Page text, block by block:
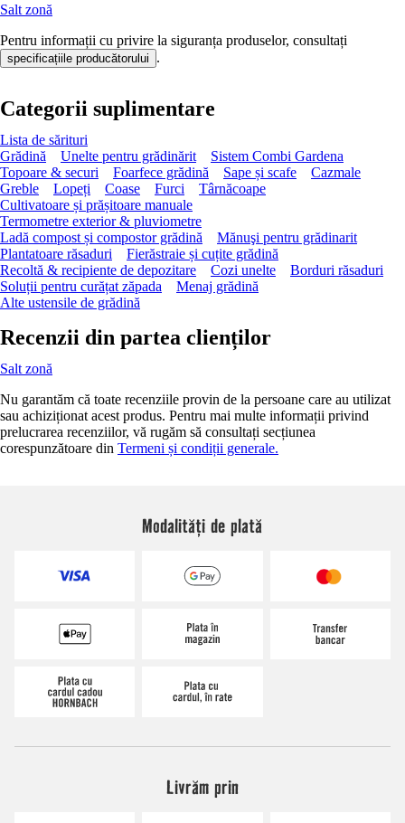
Salt zonă
Pentru informații cu privire la siguranța produselor, consultați
specificațiile producătorului .
Categorii suplimentare
Lista de sărituri
Grădină
Unelte pentru grădinărit
Sistem Combi Gardena
Topoare & securi
Foarfece grădină Sape și scafe
Cazmale
Greble
Lopeți Coase Furci
Târnăcoape
Cultivatoare și prășitoare manuale
Termometre exterior & pluviometre
Ladă compost și compostor grădină
Mănuşi pentru grădinarit
Plantatoare răsaduri
Fierăstraie și cuțite grădină
Recoltă & recipiente de depozitare
Cozi unelte
Borduri răsaduri
Soluții pentru curățat zăpada
Menaj grădină
Alte ustensile de grădină
Recenzii din partea clienților
Salt zonă
Nu garantăm că toate recenziile provin de la persoane care au utilizat
sau achiziționat acest produs. Pentru mai multe informații privind
prelucrarea recenziilor, vă rugăm să consultați secțiunea
corespunzătoare din Termeni și condiții generale.
Modalități de plată
Livrăm prin